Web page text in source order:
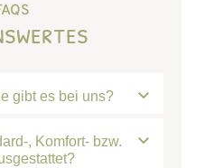
gibt es bei uns?
, Komfort- bzw.